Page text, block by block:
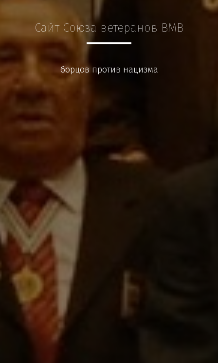
Сайт Союза ветеранов ВМВ
борцов против нацизма